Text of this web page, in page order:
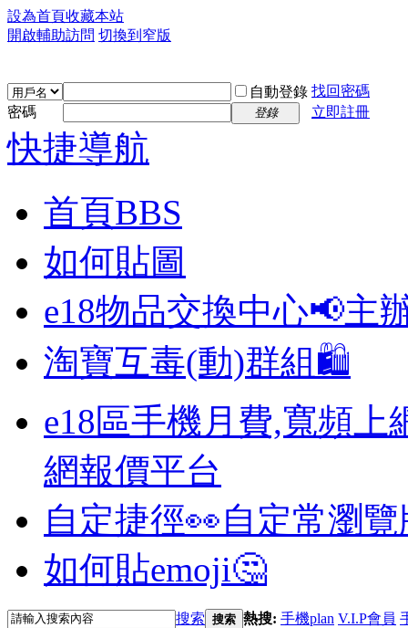
設為首頁收藏本站
開啟輔助訪問 切換到窄版
自動登錄 找回密碼
密碼
登錄 立即註冊
快捷導航
首頁BBS
如何貼圖
e18物品交換中心📢主
淘寶互毒(動)群組🛍️
e18區手機月費,寬頻上
網報價平台
自定捷徑👀自定常瀏
如何貼emoji🤔
搜索 搜索 熱搜: 手機plan V.I.P會員